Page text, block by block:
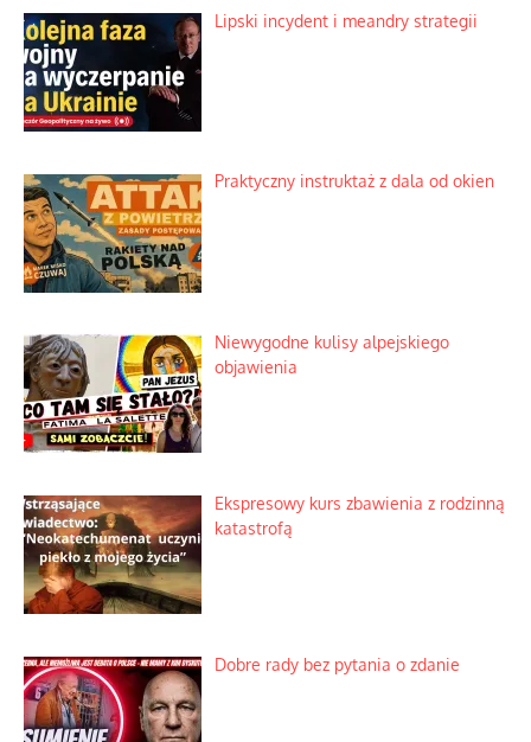
Lipski incydent i meandry strategii
Praktyczny instruktaż z dala od okien
Niewygodne kulisy alpejskiego
objawienia
Ekspresowy kurs zbawienia z rodzinną
katastrofą
Dobre rady bez pytania o zdanie